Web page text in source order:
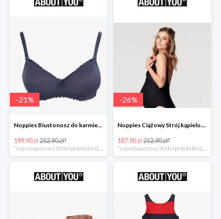
-21%
Noppies Biustonosz do karmienia 'Geo Lace' -21%
199.90 zł252.90 zł*
-26%
Noppies Ciążowy Strój kąpielowy 'Bibi' -26%
187.90 zł252.90 zł*